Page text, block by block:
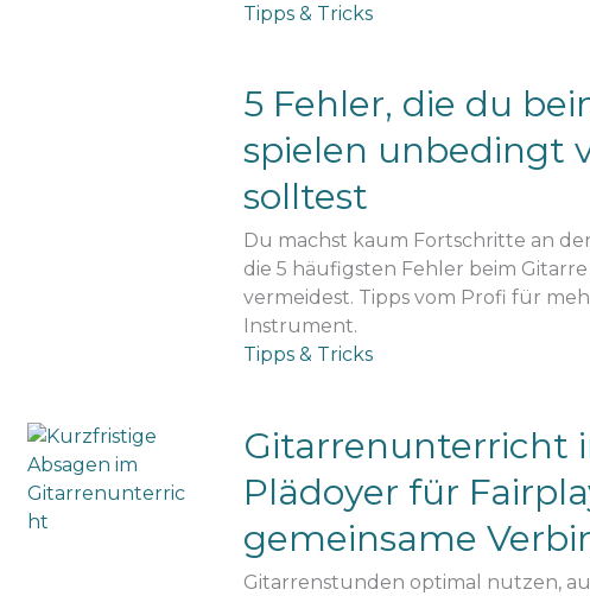
Tipps & Tricks
5 Fehler, die du
spielen unbedingt
solltest
Du machst kaum Fortschritte an
die 5 häufigsten Fehler beim
vermeidest. Tipps vom Profi für
Instrument.
Tipps & Tricks
Gitarrenunterricht
Plädoyer für
gemeinsame
Gitarrenstunden optimal nutzen,